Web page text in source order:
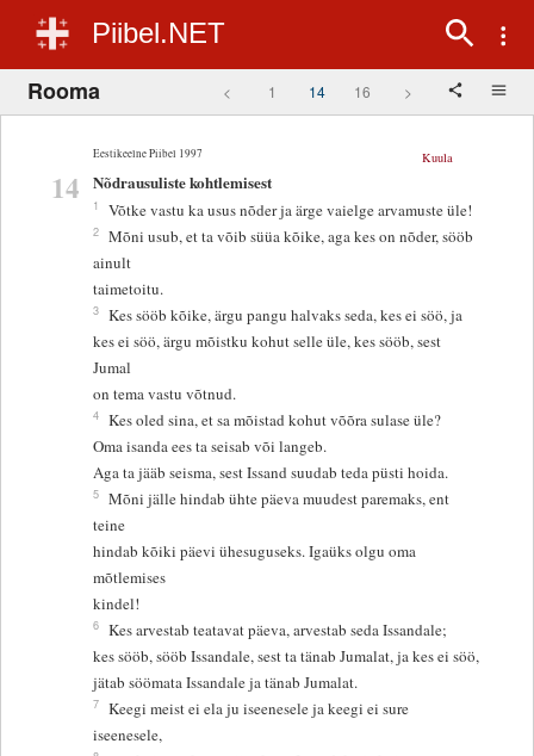
Piibel.NET
Rooma < 1 14 16 >
Eestikeelne Piibel 1997
14
Kuula
Nõdrausuliste kohtlemisest
1 Võtke vastu ka usus nõder ja ärge vaielge arvamuste üle!
2 Mõni usub, et ta võib süüa kõike, aga kes on nõder, sööb
ainult
taimetoitu.
3 Kes sööb kõike, ärgu pangu halvaks seda, kes ei söö, ja
kes ei söö, ärgu mõistku kohut selle üle, kes sööb, sest
Jumal
on tema vastu võtnud.
4 Kes oled sina, et sa mõistad kohut võõra sulase üle?
Oma isanda ees ta seisab või langeb.
Aga ta jääb seisma, sest Issand suudab teda püsti hoida.
5 Mõni jälle hindab ühte päeva muudest paremaks, ent
teine
hindab kõiki päevi ühesuguseks. Igaüks olgu oma
mõtlemises
kindel!
6 Kes arvestab teatavat päeva, arvestab seda Issandale;
kes sööb, sööb Issandale, sest ta tänab Jumalat, ja kes ei söö,
jätab söömata Issandale ja tänab Jumalat.
7 Keegi meist ei ela ju iseenesele ja keegi ei sure
iseenesele,